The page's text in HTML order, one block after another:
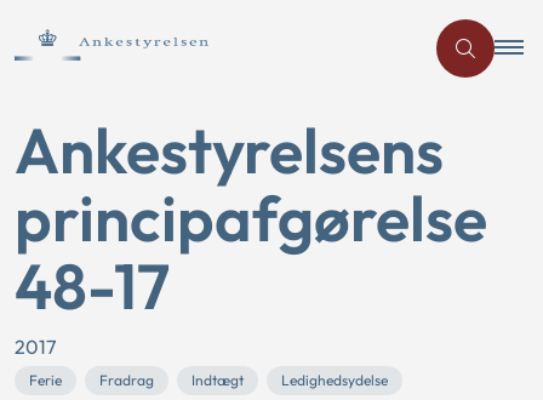
Ankestyrelsens
principafgørelse
48-17
2017
Ferie Fradrag Indtægt
Ledighedsydelse